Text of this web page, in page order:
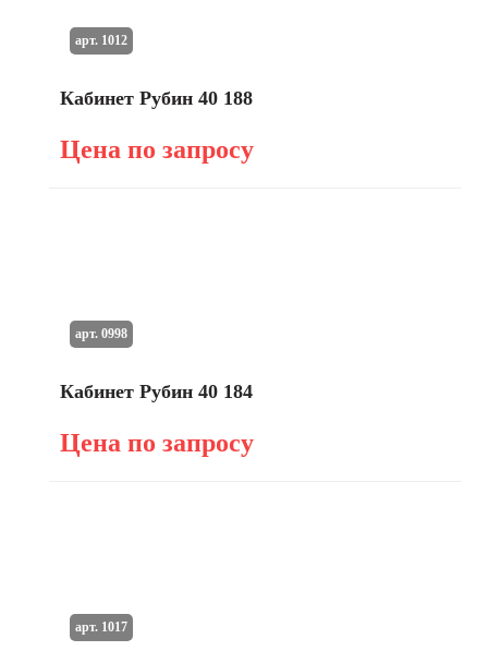
Кабинет Рубин 40 188
Цена по запросу
арт. 1012
Кабинет Рубин 40 184
Цена по запросу
арт. 0998
арт. 1017